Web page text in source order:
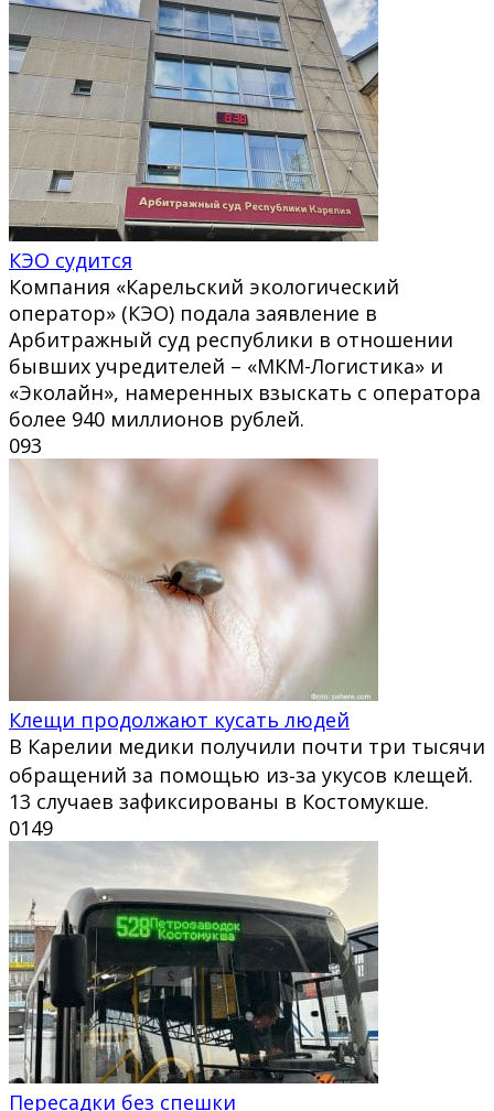
КЭО судится
Компания «Карельский экологический
оператор» (КЭО) подала заявление в
Арбитражный суд республики в отношении
бывших учредителей – «МКМ-Логистика» и
«Эколайн», намеренных взыскать с оператора
более 940 миллионов рублей.
093
Клещи продолжают кусать людей
В Карелии медики получили почти три тысячи
обращений за помощью из‑за укусов клещей.
13 случаев зафиксированы в Костомукше.
0149
Пересадки без спешки